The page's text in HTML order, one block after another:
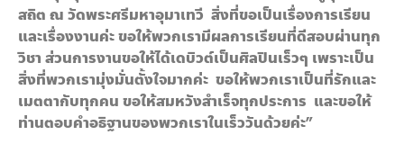
สถิต ณ วัดพระศรีมหาอุมาเทวี สิ่งที่ขอเป็นเรื่องการเรียน
และเรื่องงานค่ะ ขอให้พวกเรามีผลการเรียนที่ดีสอบผ่านทุก
วิชา ส่วนการงานขอให้ได้เดบิวต์เป็นศิลปินเร็วๆ เพราะเป็น
สิ่งที่พวกเรามุ่งมั่นตั้งใจมากค่ะ ขอให้พวกเราเป็นที่รักและ
เมตตากับทุกคน ขอให้สมหวังสำเร็จทุกประการ และขอให้
ท่านตอบคำอธิฐานของพวกเราในเร็ววันด้วยค่ะ”